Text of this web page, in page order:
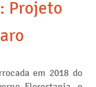
Projeto
em 2018 do